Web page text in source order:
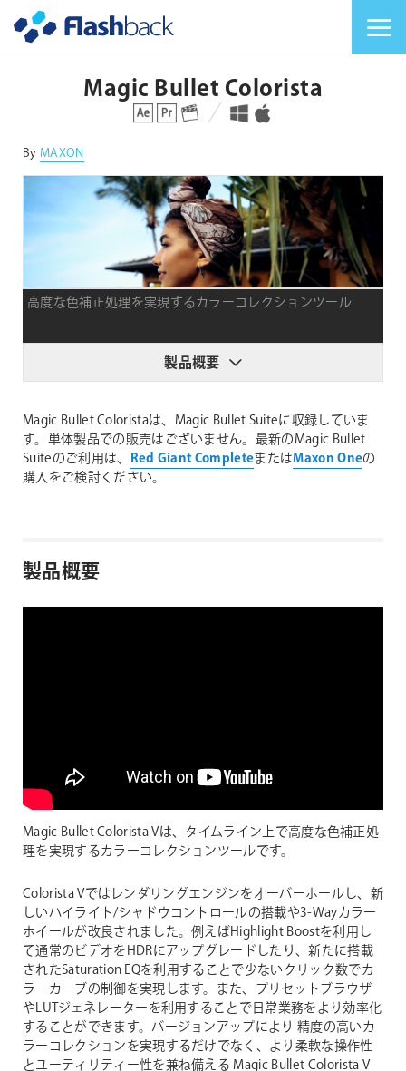
Magic Bullet Colorista
対応プラットフォーム 対応OS
By MAXON
高度な色補正処理を実現するカラーコレクションツール
製品概要
Magic Bullet Coloristaは、Magic Bullet Suiteに収録していま
す。単体製品での販売はございません。最新のMagic Bullet
Suiteのご利用は、 Red Giant CompleteまたはMaxon Oneの
購入をご検討ください。
製品概要
Magic Bullet Colorista Vは、タイムライン上で高度な色補正処
理を実現するカラーコレクションツールです。
Colorista Vではレンダリングエンジンをオーバーホールし、新
しいハイライト/シャドウコントロールの搭載や3-Wayカラー
ホイールが改良されました。例えばHighlight Boostを利用し
て通常のビデオをHDRにアップグレードしたり、新たに搭載
されたSaturation EQを利用することで少ないクリック数でカ
ラーカーブの制御を実現します。また、プリセットブラウザ
やLUTジェネレーターを利用することで日常業務をより効率化
することができます。バージョンアップにより 精度の高いカ
ラーコレクションを実現するだけでなく、より柔軟な操作性
とユーティリティー性を兼ね備える Magic Bullet Colorista V